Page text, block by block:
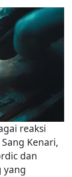
reaksi
Kenari,
dan
yang